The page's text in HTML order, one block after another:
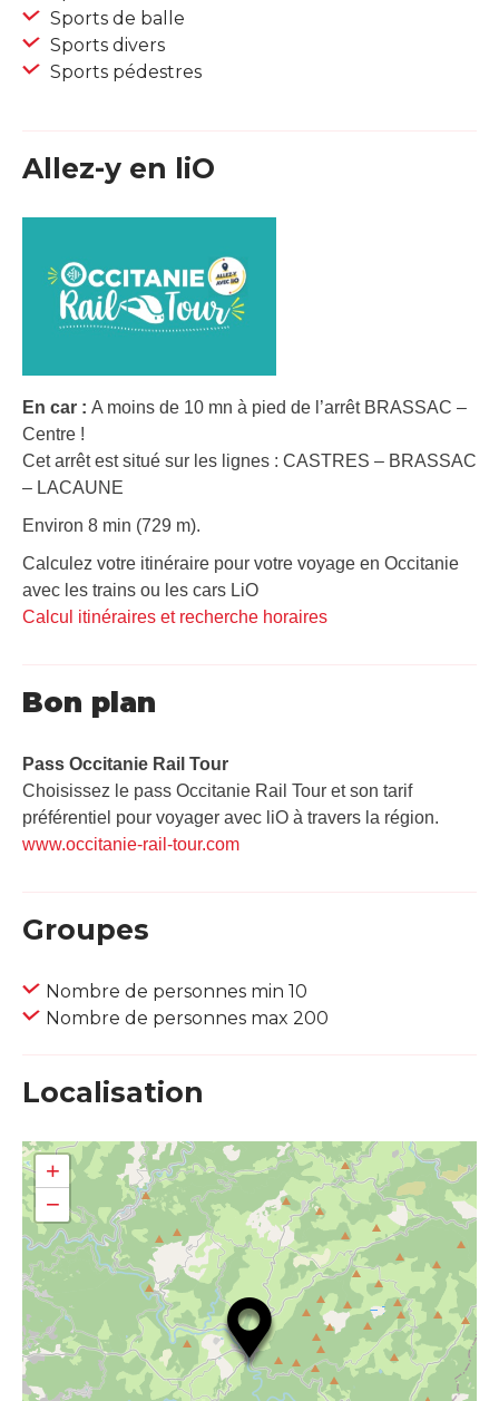
Sports de balle
Sports divers
Sports pédestres
Allez-y en liO
En car : A moins de 10 mn à pied de l’arrêt BRASSAC –
Centre !
Cet arrêt est situé sur les lignes : CASTRES – BRASSAC
– LACAUNE
Environ 8 min (729 m).
Calculez votre itinéraire pour votre voyage en Occitanie
avec les trains ou les cars LiO
Calcul itinéraires et recherche horaires
Bon plan
Pass Occitanie Rail Tour​
Choisissez le pass Occitanie Rail Tour et son tarif
préférentiel pour voyager avec liO à travers la région.
www.occitanie-rail-tour.com
Groupes
Nombre de personnes min 10
Nombre de personnes max 200
Localisation
+
−